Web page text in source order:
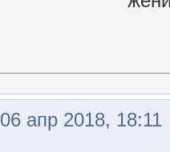
апр 2018, 18:11